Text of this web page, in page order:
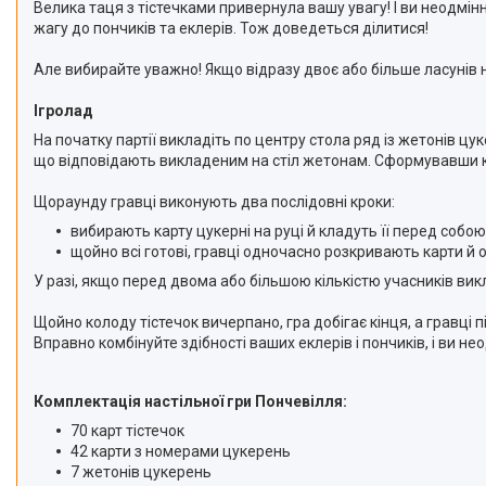
Велика таця з тістечками привернула вашу увагу! І ви
жагу до пончиків та еклерів. Тож доведеться ділитися!
Але вибирайте уважно! Якщо відразу двоє або більше ласунів
Ігролад
На початку партії викладіть по центру стола ряд із жетонів
що відповідають викладеним на стіл жетонам. Сформувавши
Щораунду гравці виконують два послідовні кроки:
вибирають карту цукерні на руці й кладуть її перед
щойно всі готові, гравці одночасно розкривають карти
У разі, якщо перед двома або більшою кількістю учасників
Щойно колоду тістечок вичерпано, гра добігає кінця, а
Вправно комбінуйте здібності ваших еклерів і пончиків, і ви
Комплектація настільної гри Пончевілля:
70 карт тістечок
42 карти з номерами цукерень
7 жетонів цукерень